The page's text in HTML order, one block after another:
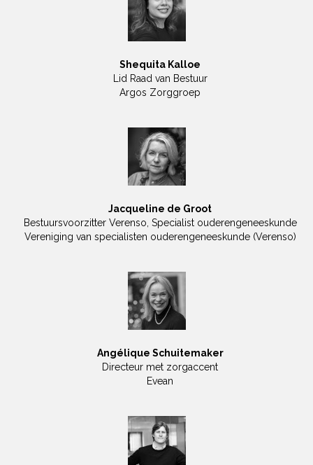
Shequita Kalloe
Lid Raad van Bestuur
Argos Zorggroep
Jacqueline de Groot
Bestuursvoorzitter Verenso, Specialist ouderengeneeskunde
Vereniging van specialisten ouderengeneeskunde (Verenso)
Angélique Schuitemaker
Directeur met zorgaccent
Evean